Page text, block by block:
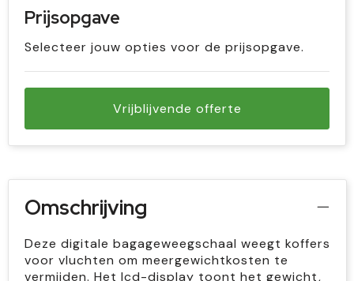
Prijsopgave
Selecteer jouw opties voor de prijsopgave.
Vrijblijvende offerte
Omschrijving
Deze digitale bagageweegschaal weegt koffers
voor vluchten om meergewichtkosten te
vermijden. Het lcd-display toont het gewicht,